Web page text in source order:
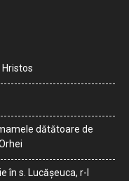
Hristos
dătătoare de
în s. Lucășeuca, r-l